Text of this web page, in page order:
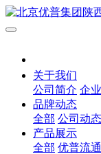
关于我们
公司简介 企
品牌动态
全部 公司动态
产品展示
全部 优普流